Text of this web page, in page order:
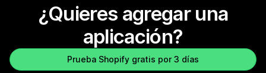
¿Quieres agregar una
aplicación?
Prueba Shopify gratis por 3 días